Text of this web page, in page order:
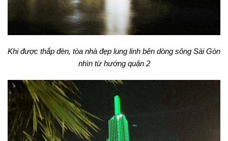
Khi được thắp đèn, tòa nhà đẹp lung linh bên dòng sông Sài Gòn
nhìn từ hướng quận 2